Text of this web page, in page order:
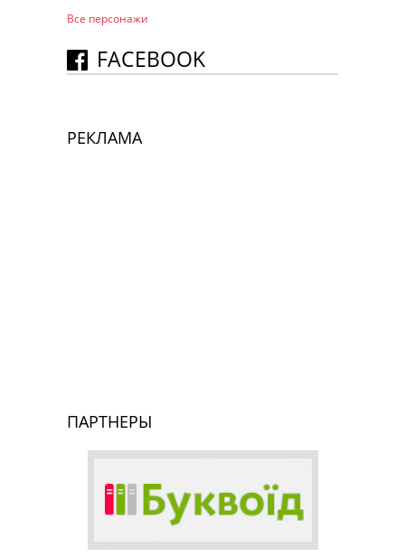
Все персонажи
FACEBOOK
РЕКЛАМА
ПАРТНЕРЫ